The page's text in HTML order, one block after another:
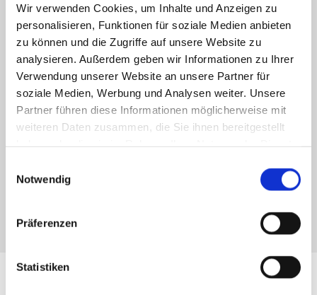
Wir verwenden Cookies, um Inhalte und Anzeigen zu
personalisieren, Funktionen für soziale Medien anbieten
zu können und die Zugriffe auf unsere Website zu
analysieren. Außerdem geben wir Informationen zu Ihrer
Verwendung unserer Website an unsere Partner für
soziale Medien, Werbung und Analysen weiter. Unsere
Partner führen diese Informationen möglicherweise mit
weiteren Daten zusammen, die Sie ihnen bereitgestellt
Notwendig
Präferenzen
Statistiken
Tierärztin in der Tierarztpraxis Sommer tätig.
Seit 2008 Teilnahme an dem Masterstudiengang
Small Animal Science (Innere Medizin) an der Freien
Universität Berlin
Im Februar 2015 hat Frau Hannig die
Abschlussprüfung des weiterbildenden
Studienganges „Small Animal Science“ der FU Berlin
bestanden.Der Inhalt des Studienganges entspricht
dem Fachtierarztwissen für Kleintiere.
MODULE ZUR FACHTIERARZTAUSBILDUNG